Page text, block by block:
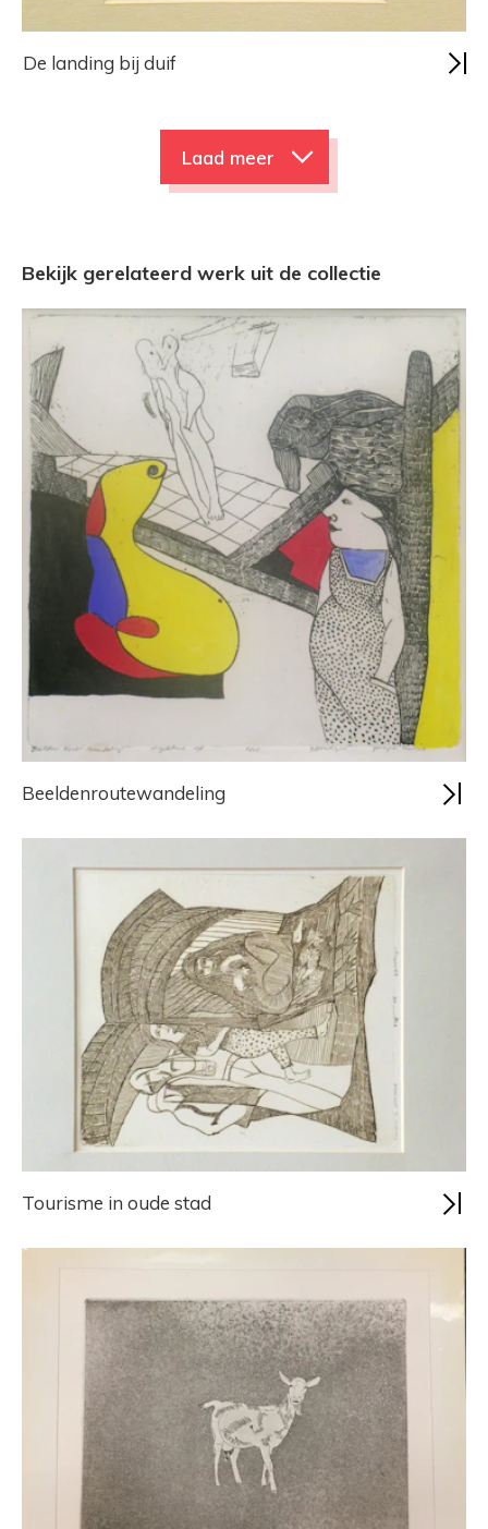
De landing bij duif
Laad meer
Bekijk gerelateerd werk uit de collectie
Beeldenroutewandeling
Tourisme in oude stad